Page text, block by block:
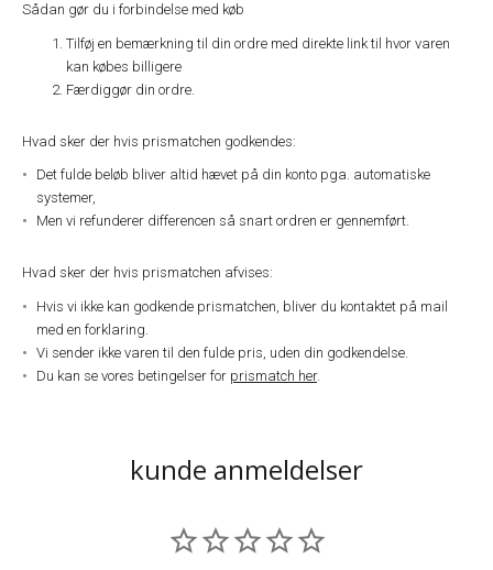
Sådan gør du i forbindelse med køb
Tilføj en bemærkning til din ordre med direkte link til hvor varen
kan købes billigere
Færdiggør din ordre.
Hvad sker der hvis prismatchen godkendes:
Det fulde beløb bliver altid hævet på din konto pga. automatiske
systemer,
Men vi refunderer differencen så snart ordren er gennemført.
Hvad sker der hvis prismatchen afvises:
Hvis vi ikke kan godkende prismatchen, bliver du kontaktet på mail
med en forklaring.
Vi sender ikke varen til den fulde pris, uden din godkendelse.
Du kan se vores betingelser for prismatch her.
kunde anmeldelser